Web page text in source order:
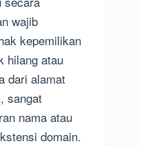
wajib
kepemilikan
hilang atau
dari alamat
sangat
nama atau
domain.